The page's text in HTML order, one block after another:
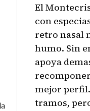
El
con
retro nasal
humo. Sin
apoya
mejor
tramos,